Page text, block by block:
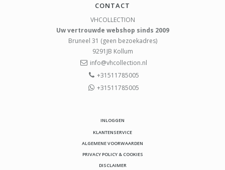
CONTACT
VHCOLLECTION
Uw vertrouwde webshop sinds 2009
Bruneel 31 (geen bezoekadres)
9291JB Kollum
info@vhcollection.nl
+31511785005
+31511785005
INLOGGEN
KLANTENSERVICE
ALGEMENE VOORWAARDEN
PRIVACY POLICY & COOKIES
DISCLAIMER